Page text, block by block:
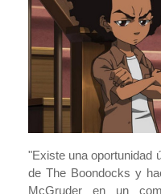
"Existe una oportunidad
de The Boondocks y
McGruder en un